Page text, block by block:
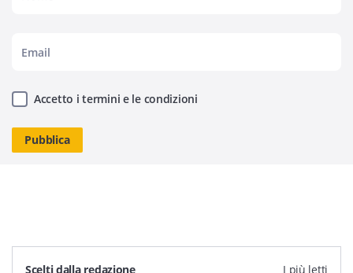
Accetto i termini e le condizioni
Scelti dalla redazione I più letti